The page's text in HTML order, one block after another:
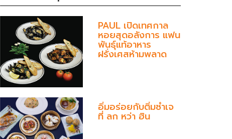
PAUL เปิดเทศกาล
หอยสุดอลังการ แฟน
พันธุ์แท้อาหาร
ฝรั่งเศสห้ามพลาด
อิ่มอร่อยกับติ่มซำเจ
ที่ ลก หว่า ฮิน